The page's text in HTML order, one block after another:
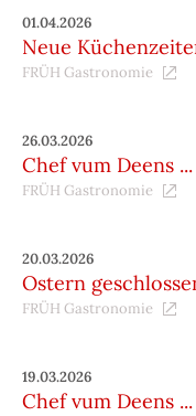
01.04.2026
Neue
FRÜH Gastronomie
26.03.2026
Chef vum Deens ...
FRÜH Gastronomie
20.03.2026
Ostern
FRÜH Gastronomie
19.03.2026
Chef vum Deens ...